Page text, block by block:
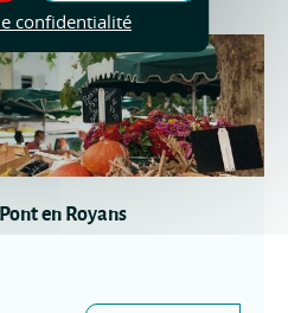
en Royans
confidentialité